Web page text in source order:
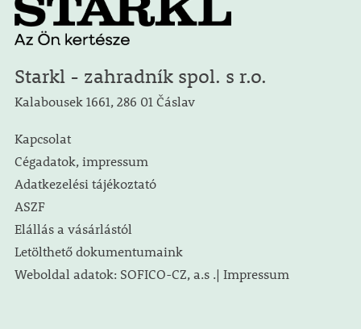
Starkl - zahradník spol. s r.o.
Kalabousek 1661, 286 01 Čáslav
Kapcsolat
Cégadatok, impressum
Adatkezelési tájékoztató
ASZF
Elállás a vásárlástól
Letölthető dokumentumaink
Weboldal adatok: SOFICO-CZ, a.s .| Impressum